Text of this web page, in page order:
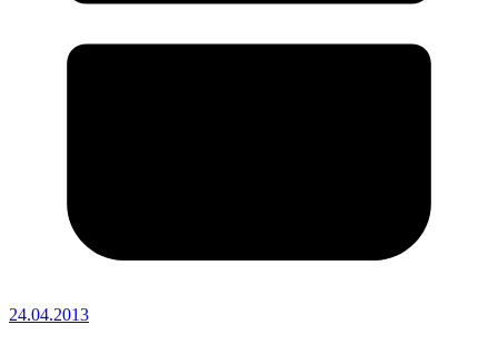
24.04.2013